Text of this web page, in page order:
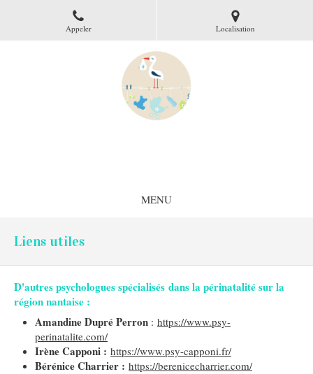
Appeler Localisation
MENU
Liens utiles
D'autres psychologues spécialisés dans la périnatalité sur la
région nantaise :
Amandine Dupré Perron : https://www.psy-
perinatalite.com/
Irène Capponi : https://www.psy-capponi.fr/
Bérénice Charrier : https://berenicecharrier.com/